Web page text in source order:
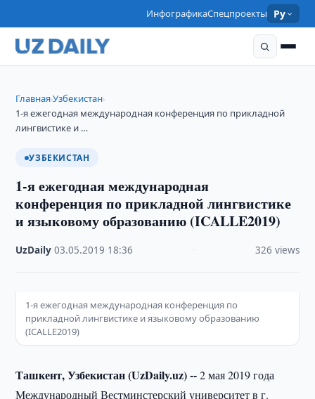
ИнфографикаСпецпроекты Ру
Главная›Узбекистан›
1-я ежегодная международная конференция по прикладной
лингвистике и …
УЗБЕКИСТАН
1-я ежегодная международная
конференция по прикладной лингвистике
и языковому образованию (ICALLE2019)
UzDaily ·03.05.2019 18:36 326 views
1-я ежегодная международная конференция по
прикладной лингвистике и языковому образованию
(ICALLE2019)
Ташкент, Узбекистан (UzDaily.uz) --2 мая 2019 года
Международный Вестминстерский университет в г.